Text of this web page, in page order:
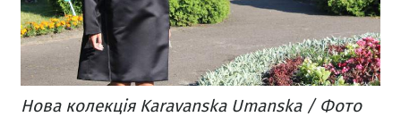
Нова колекція Karavanska Umanska / Фото